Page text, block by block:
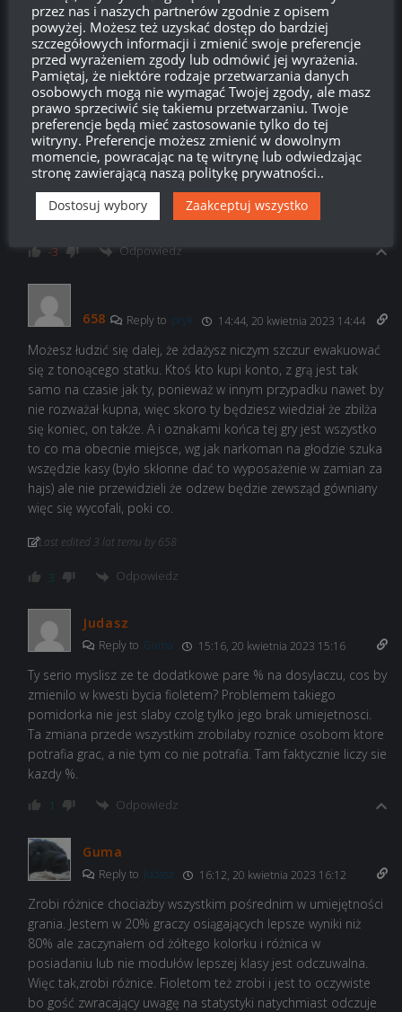
płacz pomidora.
5 Odpowiedz
pryk
Reply toGuma 13:54, 20 kwietnia 2023 13:54
Gra nie umrze z dnia na dzień, a jak zacznie umierac to fiolety
nie beda same ze soba walczyć tylko tak jak ja sprzedadząc
konta jeszcze zanim gra upadnie żeby zarobić coś na tym
wszystkim. Masz dostać coś żeby chciało ci sie grać xD nie
chcesz to nie graj, twoja sprawa nikt na siłę cie nie trzyma.
-3 Odpowiedz
658 Reply to pryk 14:44, 20 kwietnia 2023 14:44
Możesz łudzić się dalej, że żdażysz niczym szczur ewakuować
się z tonoącego statku. Ktoś kto kupi konto, z grą jest tak
samo na czasie jak ty, ponieważ w innym przypadku nawet by
nie rozważał kupna, więc skoro ty będziesz wiedział że zbilża
się koniec, on także. A i oznakami końca tej gry jest wszystko
to co ma obecnie miejsce, wg jak narkoman na głodzie szuka
wszędzie kasy (było skłonne dać to wyposażenie w zamian za
hajs) ale nie przewidzieli że odzew będzie zewsząd gówniany
więc się wycofali, poki co.
Last edited 3 lat temu by 658
3 Odpowiedz
Judasz
Reply to Guma 15:16, 20 kwietnia 2023 15:16
Ty serio myslisz ze te dodatkowe pare % na dosylaczu, cos by
zmienilo w kwesti bycia fioletem? Problemem takiego
pomidorka nie jest slaby czolg tylko jego brak umiejetnosci.
Ta zmiana przede wszystkim zrobilaby roznice osobom ktore
potrafia grac, a nie tym co nie potrafia. Tam faktycznie liczy sie
kazdy %.
1 Odpowiedz
Guma
Reply to Judasz 16:12, 20 kwietnia 2023 16:12
Zrobi różnice chociażby wszystkim pośrednim w umiejętności
grania. Jestem w 20% graczy osiągających lepsze wyniki niż
80% ale zaczynałem od żółtego kolorku i różnica w
posiadaniu lub nie modułów lepszej klasy jest odczuwalna.
Więc tak,zrobi różnice. Fioletom też zrobi i jest to oczywiste
bo gość zwracający uwagę na statystyki natychmiast odczuje
przez nas i naszych partnerów zgodnie z opisem
powyżej. Możesz też uzyskać dostęp do bardziej
szczegółowych informacji i zmienić swoje preferencje
przed wyrażeniem zgody lub odmówić jej wyrażenia.
Pamiętaj, że niektóre rodzaje przetwarzania danych
osobowych mogą nie wymagać Twojej zgody, ale masz
prawo sprzeciwić się takiemu przetwarzaniu. Twoje
preferencje będą mieć zastosowanie tylko do tej
witryny. Preferencje możesz zmienić w dowolnym
momencie, powracając na tę witrynę lub odwiedzając
stronę zawierającą naszą politykę prywatności..
Dostosuj wybory Zaakceptuj wszystko